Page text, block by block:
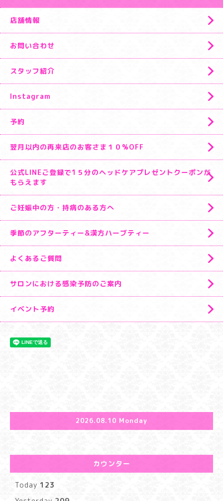
店舗情報
お問い合わせ
スタッフ紹介
Instagram
予約
翌月以内の再来店のお客さま１０%OFF
公式LINEご登録で1５分のヘッドケアプレゼントクーポンが
もらえます
ご妊娠中の方・持病のある方へ
季節のアフターティー&漢方ハーブティー
よくあるご質問
サロンにおける感染予防のご案内
イベント予約
2026.08.10 Monday
カウンター
Today 123